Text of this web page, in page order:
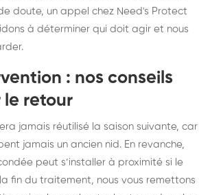
doute, un appel chez Need's Protect
à déterminer qui doit agir et nous
: nos conseils
le retour
jamais réutilisé la saison suivante, car
jamais un ancien nid. En revanche,
peut s’installer à proximité si le
fin du traitement, nous vous remettons